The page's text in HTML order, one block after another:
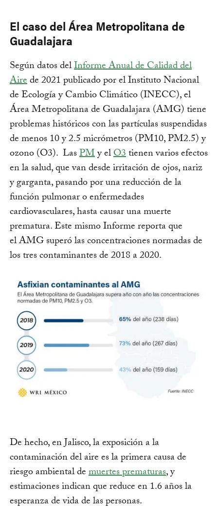
El caso del Área Metropolitana de
Guadalajara
Según datos delInforme Anual de Calidad del
Airede 2021 publicado por el Instituto Nacional
de Ecología y Cambio Climático (INECC), el
Área Metropolitana de Guadalajara (AMG) tiene
problemas históricos con las partículas suspendidas
de menos 10 y 2.5 micrómetros (PM10, PM2.5) y
ozono (O3). LasPMy elO3tienen varios efectos
en la salud, que van desde irritación de ojos, nariz
y garganta, pasando por una reducción de la
función pulmonar o enfermedades
cardiovasculares, hasta causar una muerte
prematura. Este mismo Informe reporta que
el AMG superó las concentraciones normadas de
los tres contaminantes de 2018 a 2020.
De hecho, en Jalisco, la exposición a la
contaminación del aire es la primera causa de
riesgo ambiental demuertes prematuras, y
estimaciones indican que reduce en 1.6 años la
esperanza de vida de las personas.